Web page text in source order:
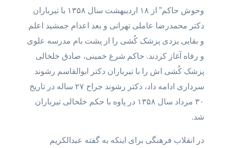
وحوش حاکم” از ۱۸ اردیبهشت سال ۱۳۵۸ با تیرباران
دکتر محمدرضا عاملی تهرانی و بعد اعدام جمشید اعلم
و بقایی یزدی پزشک کُشی را از پشت بام مدرسه علوی
و رفاه آغاز کردند. حاکم شرع خمینی، صادق خلخالی
پزشک کُشی اش را با تیرباران دکتر ابوالقاسم رشوند
سرداری ادامه داد، دکتر رشوند جراح ۲۷ ساله در تاریخ
۳۰ مرداد سال ۱۳۵۸ در پاوه با حکم خلخالی تیرباران
شد.
در انقلاب فرهنگی برای اینکه به گفته عبدالکریم